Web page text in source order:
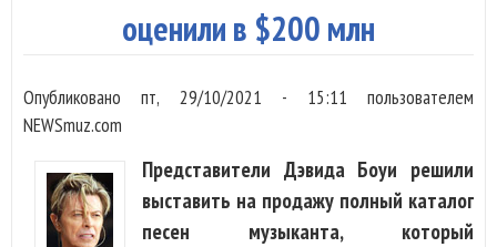
оценили в $200 млн
Опубликованопт, 29/10/2021 - 15:11 пользователем
NEWSmuz.com
Представители Дэвида Боуи решили
выставить на продажу полный каталог
песен музыканта, который